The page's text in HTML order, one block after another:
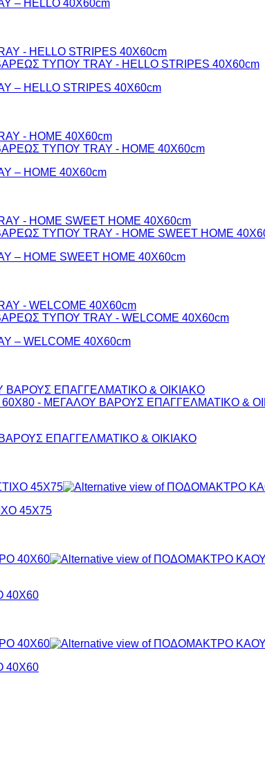
– HELLO 40Χ60cm
HELLO STRIPES 40Χ60cm
– HOME 40Χ60cm
HOME SWEET HOME 40Χ60cm
WELCOME 40Χ60cm
ΕΠΑΓΓΕΛΜΑΤΙΚΟ & ΟΙΚΙΑΚΟ
45Χ75
40Χ60
40Χ60